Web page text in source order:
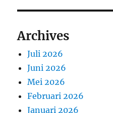
Archives
Juli 2026
Juni 2026
Mei 2026
Februari 2026
Januari 2026